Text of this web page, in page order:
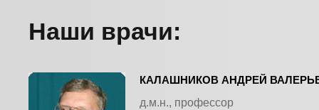
Наши врачи:
КАЛАШНИКОВ АНДРЕЙ
д.м.н., профессор